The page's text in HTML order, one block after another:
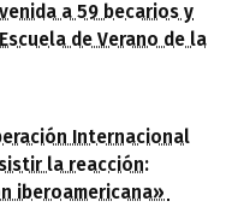
a 59 becarios y
de Verano de la
Internacional
la reacción:
iberoamericana»